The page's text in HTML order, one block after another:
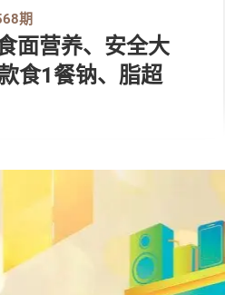
期
面营养、安全大
食1餐钠、脂超